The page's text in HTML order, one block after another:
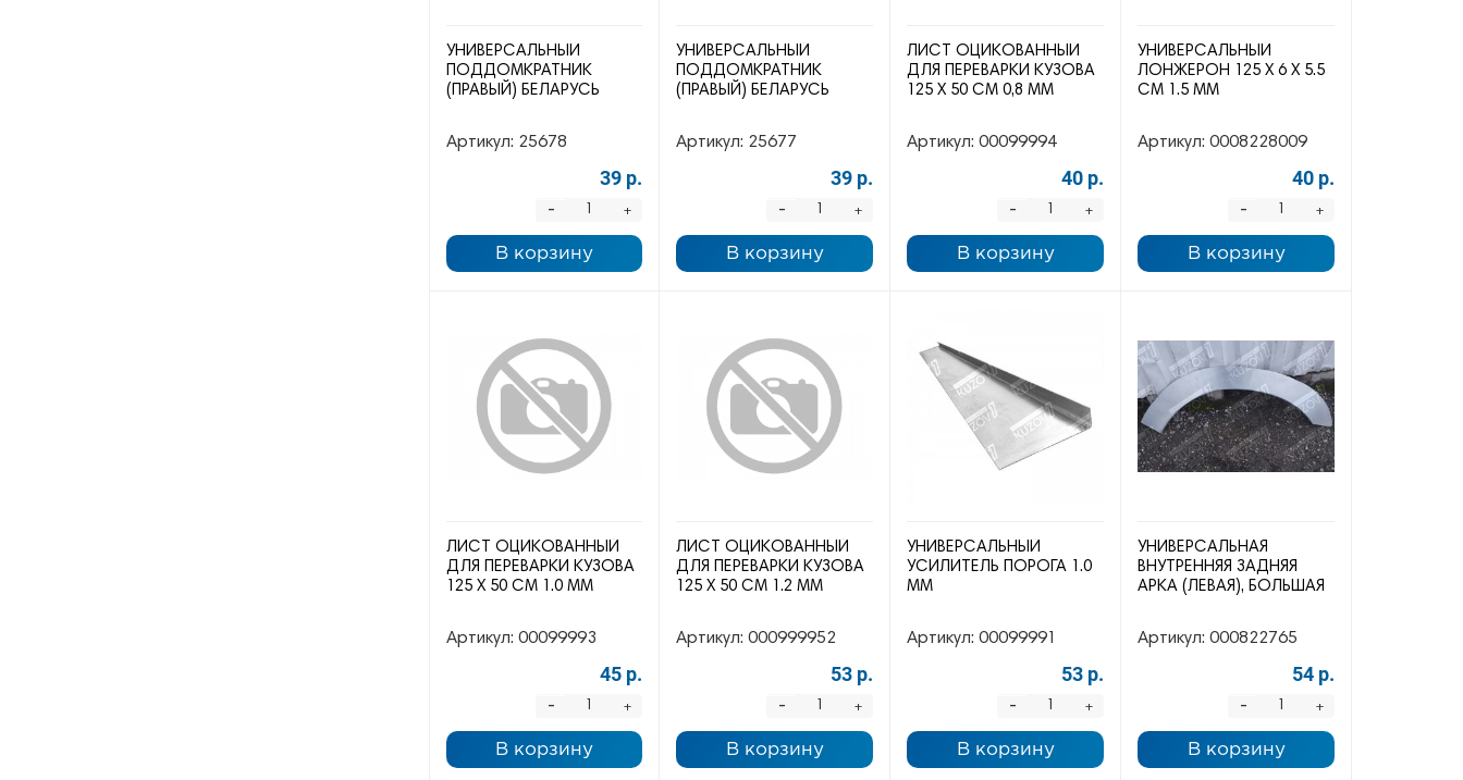
УНИВЕРСАЛЬНЫЙ
ПОДДОМКРАТНИК
(ПРАВЫЙ) БЕЛАРУСЬ
Артикул: 25678
39 р.
+
-
В корзину
УНИВЕРСАЛЬНЫЙ
ПОДДОМКРАТНИК
(ПРАВЫЙ) БЕЛАРУСЬ
Артикул: 25677
39 р.
+
-
В корзину
ЛИСТ ОЦИКОВАННЫЙ
ДЛЯ ПЕРЕВАРКИ КУЗОВА
125 Х 50 СМ 0,8 ММ
Артикул: 00099994
40 р.
+
-
В корзину
УНИВЕРСАЛЬНЫЙ
ЛОНЖЕРОН 125 Х 6 Х 5.5
СМ 1.5 ММ
Артикул: 0008228009
40 р.
+
-
В корзину
ЛИСТ ОЦИКОВАННЫЙ
ДЛЯ ПЕРЕВАРКИ КУЗОВА
125 Х 50 СМ 1.0 ММ
Артикул: 00099993
45 р.
+
-
В корзину
ЛИСТ ОЦИКОВАННЫЙ
ДЛЯ ПЕРЕВАРКИ КУЗОВА
125 Х 50 СМ 1.2 ММ
Артикул: 000999952
53 р.
+
-
В корзину
УНИВЕРСАЛЬНЫЙ
УСИЛИТЕЛЬ ПОРОГА 1.0
ММ
Артикул: 00099991
53 р.
+
-
В корзину
УНИВЕРСАЛЬНАЯ
ВНУТРЕННЯЯ ЗАДНЯЯ
АРКА (ЛЕВАЯ), БОЛЬШАЯ
Артикул: 000822765
54 р.
+
-
В корзину